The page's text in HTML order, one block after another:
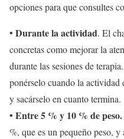
opciones para que consultes
• Durante la actividad. El
concretas como mejorar la
durante las sesiones de
ponérselo cuando la actividad
y sacárselo en cuanto termina.
• Entre 5 % y 10 % de peso.
%, que es un pequeño peso,